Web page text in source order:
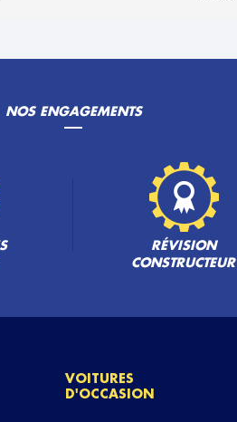
NOS ENGAGEMENTS
RÉVISION
CONSTRUCTEUR
VOITURES
D'OCCASION